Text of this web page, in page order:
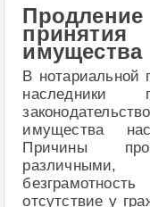
имущества
В нотариальной
наследники
имущества
Причины
отсутствие у